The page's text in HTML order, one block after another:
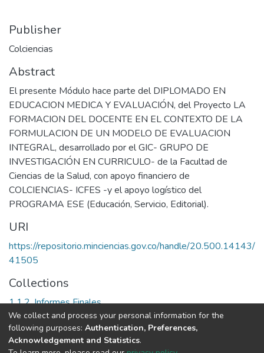
Publisher
Colciencias
Abstract
El presente Módulo hace parte del DIPLOMADO EN
EDUCACION MEDICA Y EVALUACIÓN, del Proyecto LA
FORMACION DEL DOCENTE EN EL CONTEXTO DE LA
FORMULACION DE UN MODELO DE EVALUACION
INTEGRAL, desarrollado por el GIC- GRUPO DE
INVESTIGACIÓN EN CURRICULO- de la Facultad de
Ciencias de la Salud, con apoyo financiero de
COLCIENCIAS- ICFES -y el apoyo logístico del
PROGRAMA ESE (Educación, Servicio, Editorial).
URI
https://repositorio.minciencias.gov.co/handle/20.500.14143/
41505
Collections
1.1.2. Informes Finales
Full item page
We collect and process your personal information for the
following purposes: Authentication, Preferences,
Acknowledgement and Statistics.